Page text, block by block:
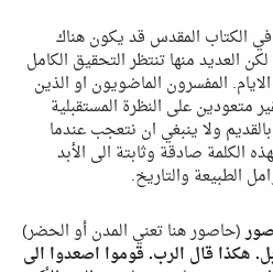
في الكتاب المقدس قد يكون هناك
العديد منها تنتظر التحقيق الكامل
المفسرون الماضويون او الذين
متعودين على النظرة المستقبلية
ولا ينبغي ان نتعجب عندما
الكلمة صادقة وثابتة الى الأبد
الطبيعة والتاريخ.
(حاصور هنا تعني المدن أو الحضر)
هكذا قال الرب. قوموا اصعدوا الى